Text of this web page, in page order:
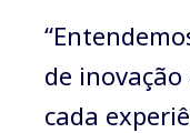
de
cada